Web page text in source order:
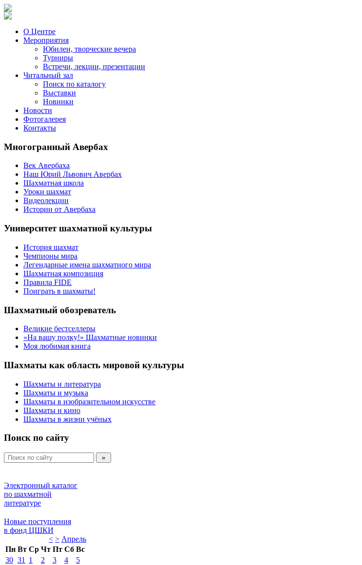
О Центре
Мероприятия
Юбилеи, творческие вечера
Турниры
Встречи, лекции, презентации
Читальный зал
Поиск по каталогу
Выставки
Новинки
Новости
Фотогалерея
Контакты
Многогранный Авербах
Век Авербаха
Наш Юрий Львович Авербах
Шахматная школа
Уроки шахмат
Видеолекции
Истории от Авербаха
Университет шахматной культуры
История шахмат
Чемпионы мира
Легендарные имена шахматного мира
Шахматная композиция
Правила FIDE
Поиграть в шахматы!
Шахматный обозреватель
Великие бестселлеры
«На вашу полку!» Шахматные новинки
Моя любимая книга
Шахматы как область мировой культуры
Шахматы и литература
Шахматы и музыка
Шахматы в изобразительном искусстве
Шахматы и кино
Шахматы в жизни учёных
Поиск по сайту
Электронный каталог
по шахматной
литературе
Новые поступления
в фонд ЦШКИ
< > Апрель
Пн Вт Ср Чт Пт Сб Вс
30 31 1 2 3 4
5